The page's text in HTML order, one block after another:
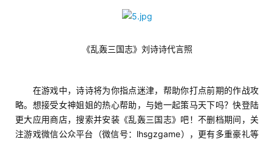
月
3
《乱轰三国志》刘诗诗代言照
在游戏中，诗诗将为你指点迷津，帮助你打点前期的作战攻
略。想接受女神姐姐的热心帮助，与她一起策马天下吗？快登陆
更大应用商店，搜索并安装《乱轰三国志》吧！不删档期间，关
注游戏微信公众平台（微信号：lhsgzgame），更有多重豪礼等